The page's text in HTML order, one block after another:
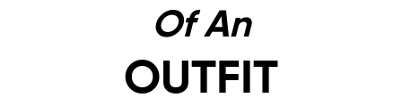
Of An
OUTFIT